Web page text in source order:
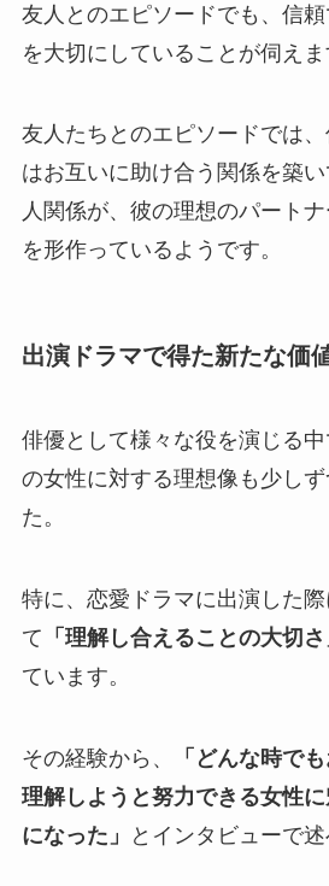
友人とのエピソードでも、信
を大切にしていることが伺えま
友人たちとのエピソードでは
はお互いに助け合う関係を築
人関係が、彼の理想のパート
を形作っているようです。
出演ドラマで得た新たな価
俳優として様々な役を演じる
の女性に対する理想像も少し
た。
特に、恋愛ドラマに出演した
て 「理解し合えることの大切さ
ています。
その経験から、
「どんな時で
理解しようと努力できる女性
になった」
とインタビューで述